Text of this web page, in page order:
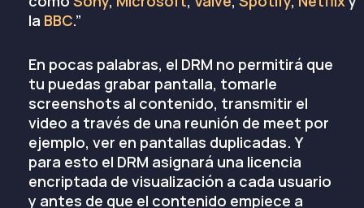
la BBC.”
En pocas palabras, el DRM no permitirá que
tu puedas grabar pantalla, tomarle
screenshots al contenido, transmitir el
video a través de una reunión de meet por
ejemplo, ver en pantallas duplicadas. Y
para esto el DRM asignará una licencia
encriptada de visualización a cada usuario
y antes de que el contenido empiece a